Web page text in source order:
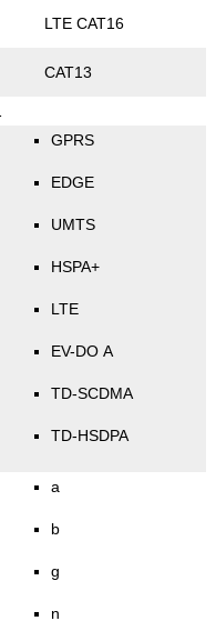
LTE CAT16
CAT13
GPRS
EDGE
UMTS
HSPA+
LTE
EV-DO A
TD-SCDMA
TD-HSDPA
a
b
g
n